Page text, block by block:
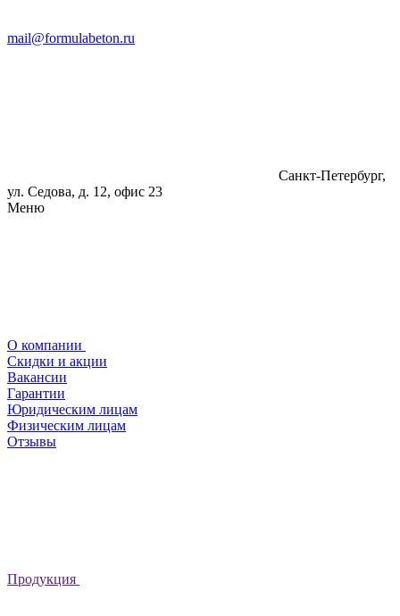
mail@formulabeton.ru
Санкт-Петербург,
ул. Седова, д. 12, офис 23
Меню
О компании
Скидки и акции
Вакансии
Гарантии
Юридическим лицам
Физическим лицам
Отзывы
Продукция